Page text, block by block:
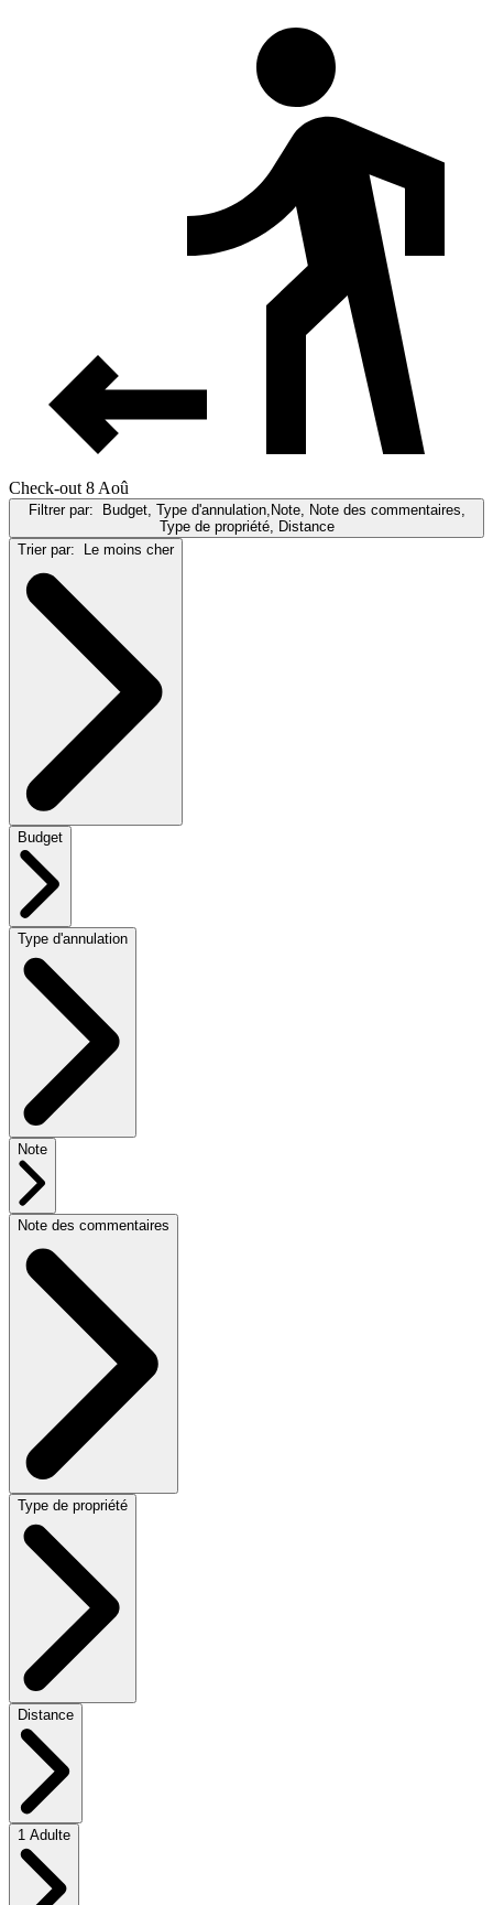
Check-out 8 Aoû
Filtrer par:
Budget, Type d'annulation,Note, Note des commentaires,
Type de propriété, Distance
Trier par:
Le moins cher
Budget
Type d'annulation
Note
Note des commentaires
Type de propriété
Distance
1 Adulte